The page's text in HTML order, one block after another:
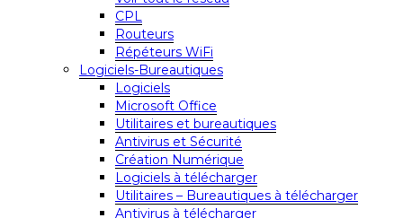
CPL
Routeurs
Répéteurs WiFi
Logiciels-Bureautiques
Logiciels
Microsoft Office
Utilitaires et bureautiques
Antivirus et Sécurité
Création Numérique
Logiciels à télécharger
Utilitaires – Bureautiques à télécharger
Antivirus à télécharger